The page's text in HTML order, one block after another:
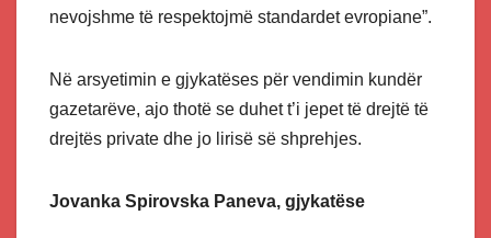
nevojshme të respektojmë standardet evropiane”.
Në arsyetimin e gjykatëses për vendimin kundër
gazetarëve, ajo thotë se duhet t’i jepet të drejtë të
drejtës private dhe jo lirisë së shprehjes.
Jovanka Spirovska Paneva, gjykatëse